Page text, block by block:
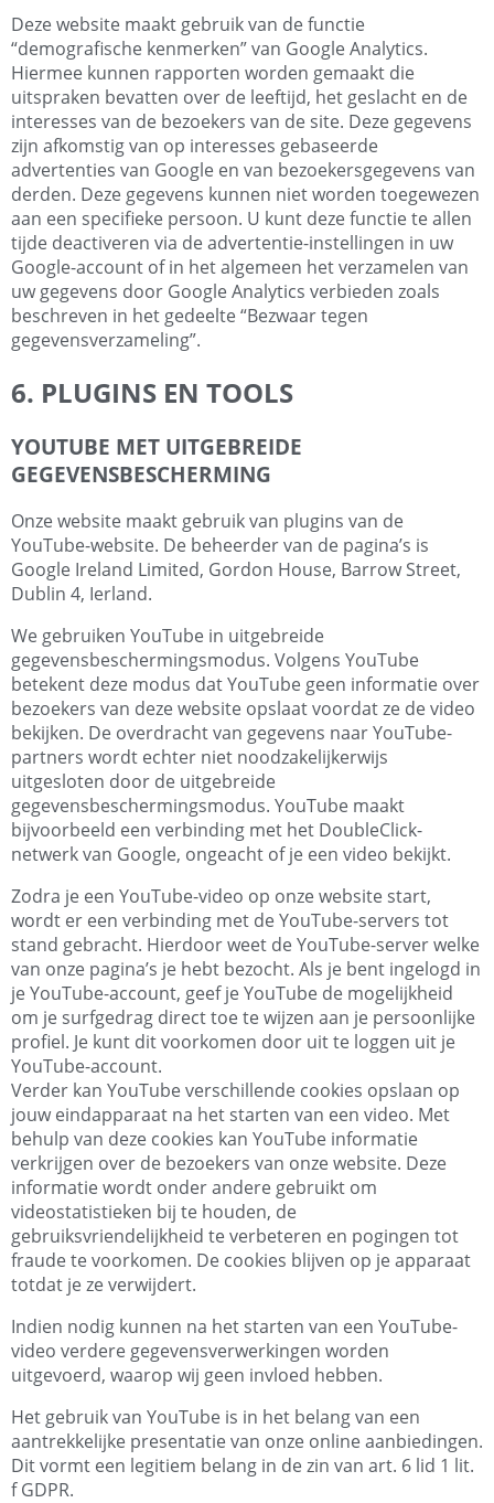
Deze website maakt gebruik van de functie
“demografische kenmerken” van Google Analytics.
Hiermee kunnen rapporten worden gemaakt die
uitspraken bevatten over de leeftijd, het geslacht en de
interesses van de bezoekers van de site. Deze gegevens
zijn afkomstig van op interesses gebaseerde
advertenties van Google en van bezoekersgegevens van
derden. Deze gegevens kunnen niet worden toegewezen
aan een specifieke persoon. U kunt deze functie te allen
tijde deactiveren via de advertentie-instellingen in uw
Google-account of in het algemeen het verzamelen van
uw gegevens door Google Analytics verbieden zoals
beschreven in het gedeelte “Bezwaar tegen
gegevensverzameling”.
6. PLUGINS EN TOOLS
YOUTUBE MET UITGEBREIDE
GEGEVENSBESCHERMING
Onze website maakt gebruik van plugins van de
YouTube-website. De beheerder van de pagina’s is
Google Ireland Limited, Gordon House, Barrow Street,
Dublin 4, Ierland.
We gebruiken YouTube in uitgebreide
gegevensbeschermingsmodus. Volgens YouTube
betekent deze modus dat YouTube geen informatie over
bezoekers van deze website opslaat voordat ze de video
bekijken. De overdracht van gegevens naar YouTube-
partners wordt echter niet noodzakelijkerwijs
uitgesloten door de uitgebreide
gegevensbeschermingsmodus. YouTube maakt
bijvoorbeeld een verbinding met het DoubleClick-
netwerk van Google, ongeacht of je een video bekijkt.
Zodra je een YouTube-video op onze website start,
wordt er een verbinding met de YouTube-servers tot
stand gebracht. Hierdoor weet de YouTube-server welke
van onze pagina’s je hebt bezocht. Als je bent ingelogd in
je YouTube-account, geef je YouTube de mogelijkheid
om je surfgedrag direct toe te wijzen aan je persoonlijke
profiel. Je kunt dit voorkomen door uit te loggen uit je
YouTube-account.
Verder kan YouTube verschillende cookies opslaan op
jouw eindapparaat na het starten van een video. Met
behulp van deze cookies kan YouTube informatie
verkrijgen over de bezoekers van onze website. Deze
informatie wordt onder andere gebruikt om
videostatistieken bij te houden, de
gebruiksvriendelijkheid te verbeteren en pogingen tot
fraude te voorkomen. De cookies blijven op je apparaat
totdat je ze verwijdert.
Indien nodig kunnen na het starten van een YouTube-
video verdere gegevensverwerkingen worden
uitgevoerd, waarop wij geen invloed hebben.
Het gebruik van YouTube is in het belang van een
aantrekkelijke presentatie van onze online aanbiedingen.
Dit vormt een legitiem belang in de zin van art. 6 lid 1 lit.
f GDPR.